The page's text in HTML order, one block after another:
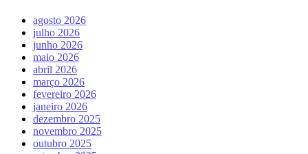
agosto 2026
julho 2026
junho 2026
maio 2026
abril 2026
março 2026
fevereiro 2026
janeiro 2026
dezembro 2025
novembro 2025
outubro 2025